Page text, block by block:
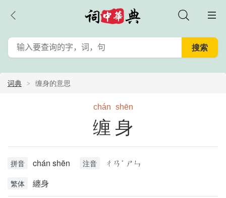
词典 缠身的意思
chán shēn
缠身
拼音 chán shēn 注音 ㄔㄢˊ ㄕㄣ
繁体 纏身